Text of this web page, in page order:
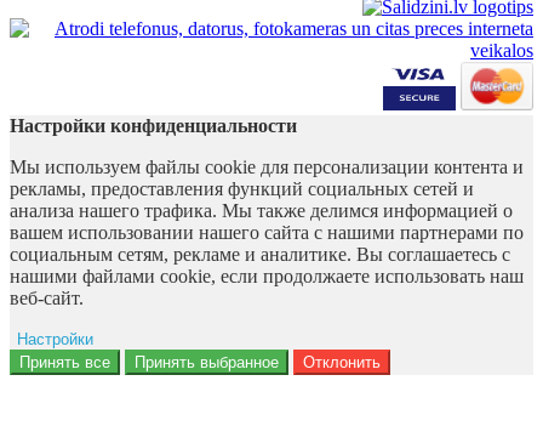
Настройки конфиденциальности
Мы используем файлы cookie для персонализации контента и
рекламы, предоставления функций социальных сетей и
анализа нашего трафика. Мы также делимся информацией о
вашем использовании нашего сайта с нашими партнерами по
социальным сетям, рекламе и аналитике. Вы соглашаетесь с
нашими файлами cookie, если продолжаете использовать наш
веб-сайт.
Настройки
Ad storage
Принять все Принять выбранное Отклонить